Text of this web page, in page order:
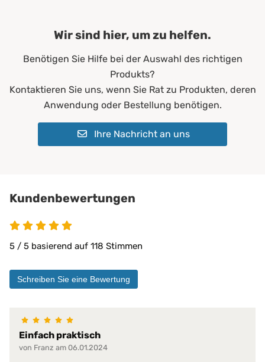
Weiß
Füllgewicht: 200 g/m²
Geeignet für:
Allergiker*innen
Krankenhäuser
Erwachsene
Kinder
Pflegeheime
Sondermaßen auf Anfrage
Material: Doppeltuch aus 100 %
Wir sind hier, um zu helfen.
Benötigen Sie Hilfe bei der Auswahl des richtigen
Produkts?
Kontaktieren Sie uns, wenn Sie Rat zu Produkten, deren
Anwendung oder Bestellung benötigen.
Ihre Nachricht an uns
Kundenbewertungen
5 / 5 basierend auf 118 Stimmen
Schreiben Sie eine Bewertung
Einfach praktisch
von Franz am 06.01.2024